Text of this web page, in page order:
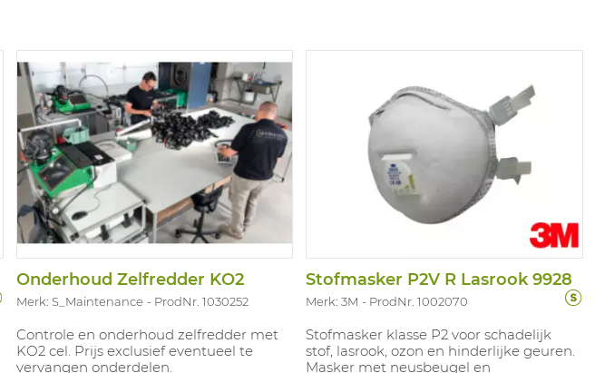
Onderhoud Zelfredder KO2
Merk: S_Maintenance ProdNr. 1030252
Controle en onderhoud zelfredder met
KO2 cel. Prijs exclusief eventueel te
vervangen onderdelen.
Stofmasker P2V R Lasrook 9928
Merk: 3M ProdNr. 1002070
Stofmasker klasse P2 voor schadelijk
stof, lasrook, ozon en hinderlijke geuren.
Masker met neusbeugel en